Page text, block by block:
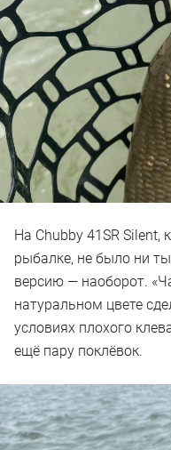
На Chubby 41SR
рыбалке, не было ни
версию — наоборот.
натуральном цвете
условиях плохого
ещё пару поклёвок.